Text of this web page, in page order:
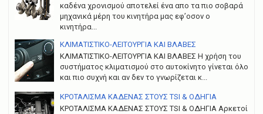
καδένα χρονισμού αποτελεί ένα απο τα πιο σοβαρά
μηχανικά μέρη του κινητήρα μας εφ’οσον ο
κινητήρα...
ΚΛΙΜΑΤΙΣΤΙΚΟ-ΛΕΙΤΟΥΡΓΙΑ ΚΑΙ ΒΛΑΒΕΣ
ΚΛΙΜΑΤΙΣΤΙΚΟ-ΛΕΙΤΟΥΡΓΙΑ ΚΑΙ ΒΛΑΒΕΣ H χρήση του
συστήματος κλιματισμού στο αυτοκίνητο γίνεται όλο
και πιο συχνή και αν δεν το γνωρίζεται κ...
ΚΡΟΤΑΛΙΣΜΑ ΚΑΔΕΝΑΣ ΣΤΟΥΣ TSI & ΟΔΗΓΙΑ
ΚΡΟΤΑΛΙΣΜΑ ΚΑΔΕΝΑΣ ΣΤΟΥΣ TSI & ΟΔΗΓΙΑ Αρκετοί